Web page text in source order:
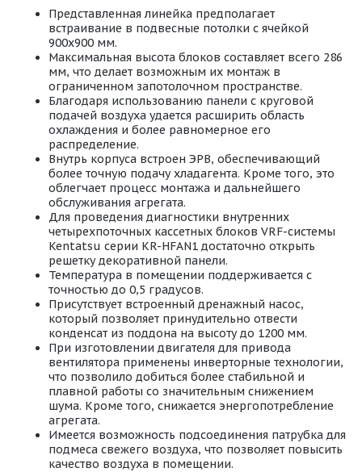
Представленная линейка предполагает
встраивание в подвесные потолки с ячейкой
900x900 мм.
Максимальная высота блоков составляет всего 286
мм, что делает возможным их монтаж в
ограниченном запотолочном пространстве.
Благодаря использованию панели с круговой
подачей воздуха удается расширить область
охлаждения и более равномерное его
распределение.
Внутрь корпуса встроен ЭРВ, обеспечивающий
более точную подачу хладагента. Кроме того, это
облегчает процесс монтажа и дальнейшего
обслуживания агрегата.
Для проведения диагностики внутренних
четырехпоточных кассетных блоков VRF-системы
Kentatsu серии KR-HFAN1 достаточно открыть
решетку декоративной панели.
Температура в помещении поддерживается с
точностью до 0,5 градусов.
Присутствует встроенный дренажный насос,
который позволяет принудительно отвести
конденсат из поддона на высоту до 1200 мм.
При изготовлении двигателя для привода
вентилятора применены инверторные технологии,
что позволило добиться более стабильной и
плавной работы со значительным снижением
шума. Кроме того, снижается энергопотребление
агрегата.
Имеется возможность подсоединения патрубка для
подмеса свежего воздуха, что позволяет повысить
качество воздуха в помещении.